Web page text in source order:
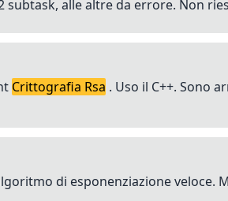
alle altre da errore. Non
Crittografia Rsa . Uso il C++. Sono
di esponenziazione veloce.